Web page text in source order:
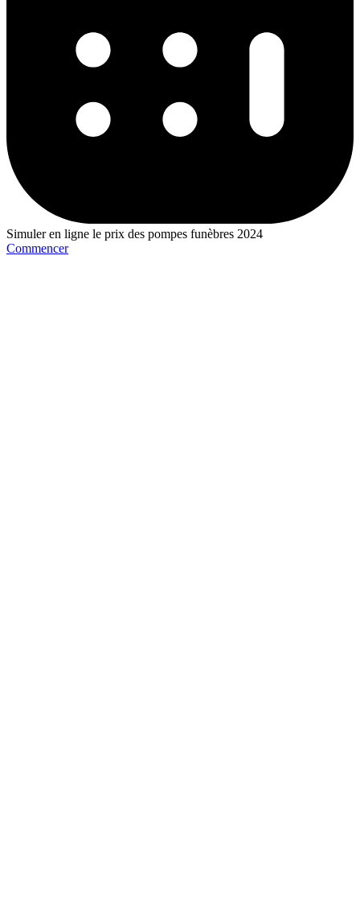
Simuler en ligne le prix des pompes funèbres 2024
Commencer